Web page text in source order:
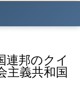
連邦のクイ
主義共和国